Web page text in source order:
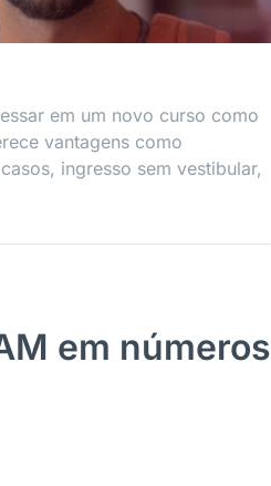
em um novo curso como
vantagens como
ingresso sem vestibular,
em números